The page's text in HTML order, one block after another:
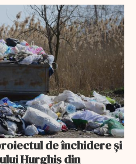
de închidere și
Hurghiș din